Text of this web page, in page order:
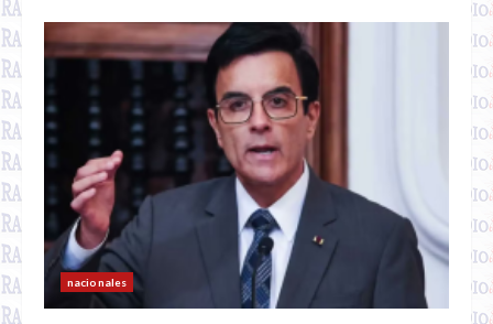
nacionales